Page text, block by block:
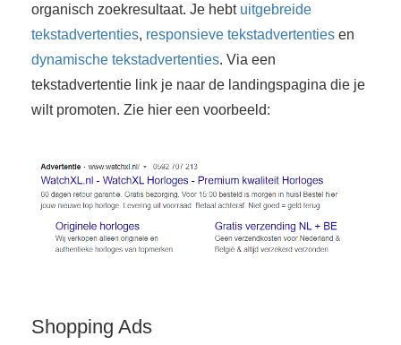
organisch zoekresultaat. Je hebt uitgebreide
tekstadvertenties, responsieve tekstadvertenties en
dynamische tekstadvertenties. Via een
tekstadvertentie link je naar de landingspagina die je
wilt promoten. Zie hier een voorbeeld:
Shopping Ads